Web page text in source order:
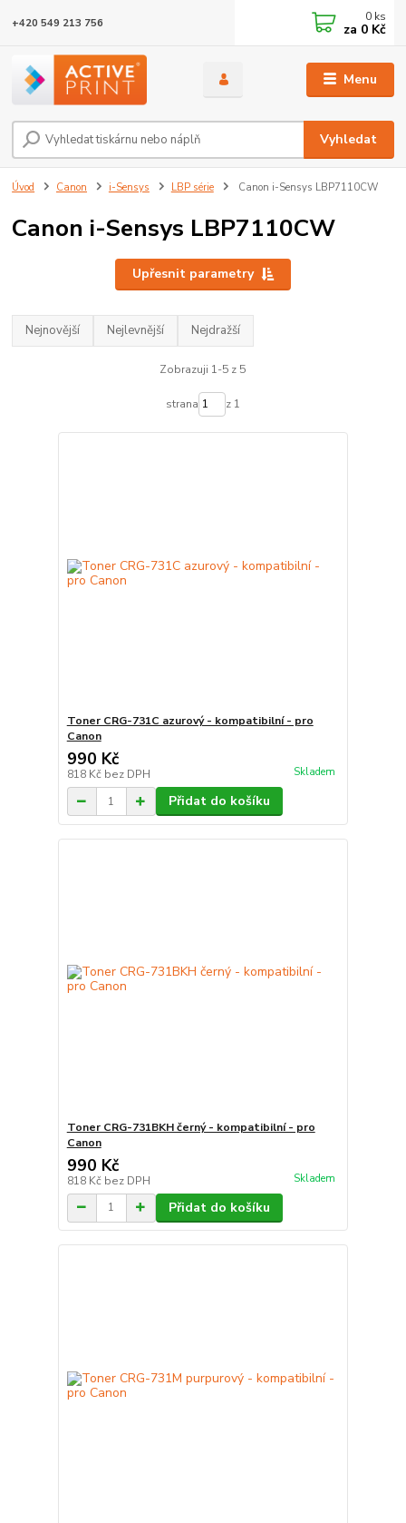
Menu
Vyhledat
+420 549 213 756 0 ks
za 0 Kč
Úvod Canon i-Sensys LBP série Canon i-Sensys LBP7110CW
Canon i-Sensys LBP7110CW
Upřesnit parametry
Nejnovější Nejlevnější Nejdražší
Zobrazuji 1-5 z 5
strana z 1
Toner CRG-731C azurový - kompatibilní - pro
Canon
990 Kč
818 Kč bez DPH Skladem
Přidat do košíku
Toner CRG-731BKH černý - kompatibilní - pro
Canon
990 Kč
818 Kč bez DPH Skladem
Přidat do košíku